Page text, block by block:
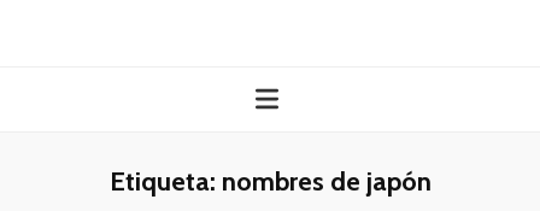
Etiqueta: nombres de japón